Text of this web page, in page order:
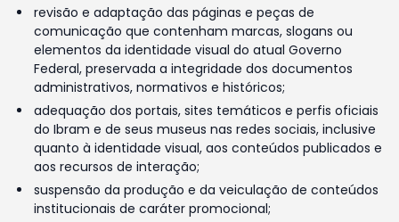
revisão e adaptação das páginas e peças de
comunicação que contenham marcas, slogans ou
elementos da identidade visual do atual Governo
Federal, preservada a integridade dos documentos
administrativos, normativos e históricos;
adequação dos portais, sites temáticos e perfis oficiais
do Ibram e de seus museus nas redes sociais, inclusive
quanto à identidade visual, aos conteúdos publicados e
aos recursos de interação;
suspensão da produção e da veiculação de conteúdos
institucionais de caráter promocional;